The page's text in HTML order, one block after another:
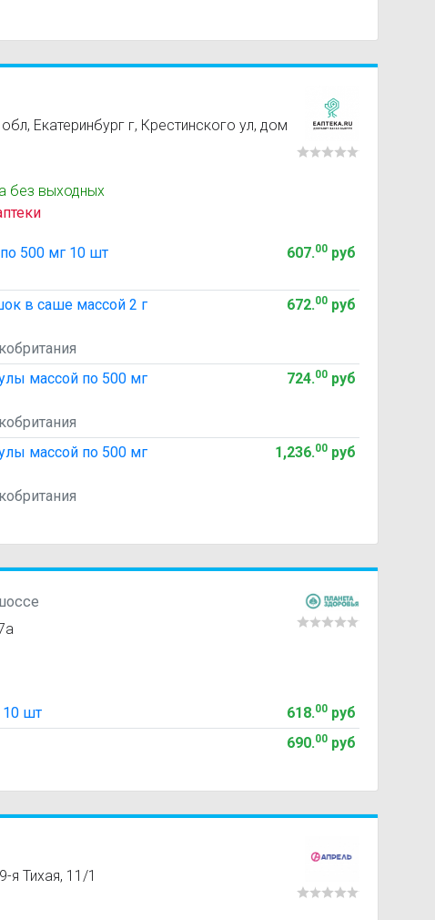
Екатеринбург г, Крестинского ул, дом
без выходных
500 мг 10 шт
607.00руб
в саше массой 2 г
672.00руб
массой по 500 мг
724.00руб
массой по 500 мг
1,236.00руб
шт 618.00руб
690.00руб
я Тихая, 11/1